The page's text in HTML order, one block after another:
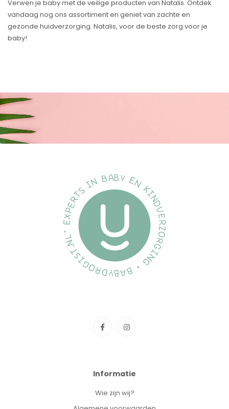
Verwen je baby met de veilige producten van Natalis. Ontdek
vandaag nog ons assortiment en geniet van zachte en
gezonde huidverzorging. Natalis, voor de beste zorg voor je
baby!
Informatie
Wie zijn wij?